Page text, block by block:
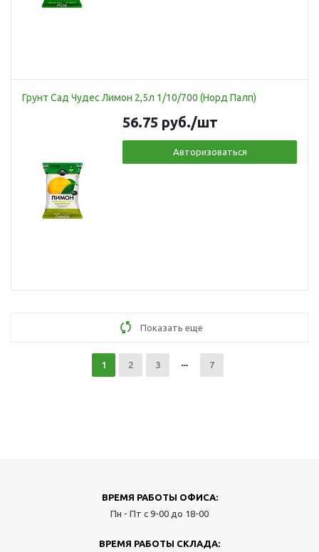
Грунт Сад Чудес Лимон 2,5л 1/10/700 (Норд Палп)
56.75 руб./шт
Авторизоваться
Показать еще
1 2 3 7
ВРЕМЯ РАБОТЫ ОФИСА:
Пн - Пт с 9-00 до 18-00
ВРЕМЯ РАБОТЫ СКЛАДА: